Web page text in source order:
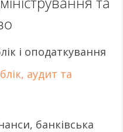
і оподаткування
аудит та
банківська